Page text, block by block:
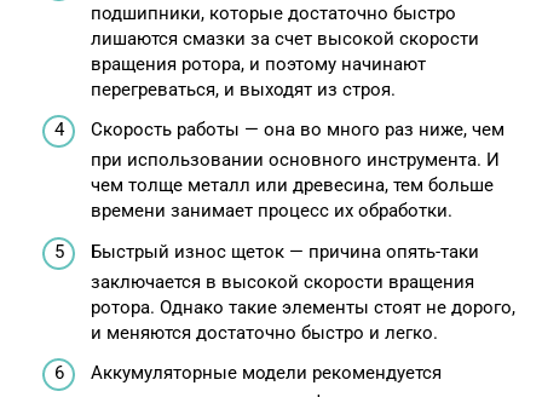
подшипники, которые достаточно быстро
лишаются смазки за счет высокой скорости
вращения ротора, и поэтому начинают
перегреваться, и выходят из строя.
Скорость работы — она во много раз ниже, чем
при использовании основного инструмента. И
чем толще металл или древесина, тем больше
времени занимает процесс их обработки.
Быстрый износ щеток — причина опять-таки
заключается в высокой скорости вращения
ротора. Однако такие элементы стоят не дорого,
и меняются достаточно быстро и легко.
Аккумуляторные модели рекомендуется